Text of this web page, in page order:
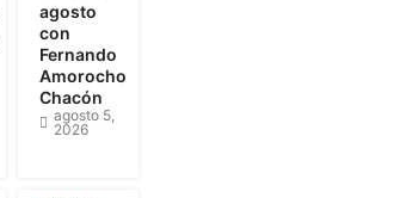
agosto
con
Fernando
Amorocho
Chacón
agosto 5,
2026